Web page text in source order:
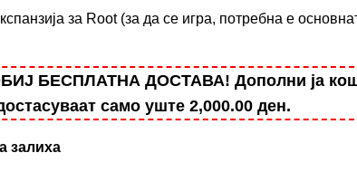
за Root (за да се игра, потребна е
БЕСПЛАТНА ДОСТАВА! Дополни ја
само уште 2,000.00 ден.
залиха